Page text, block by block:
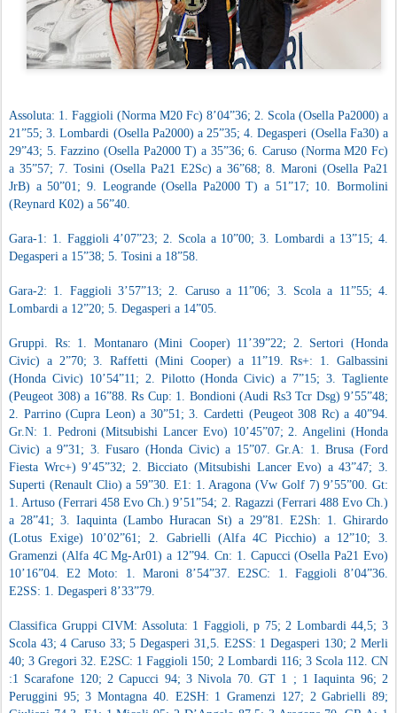
Assoluta: 1. Faggioli (Norma M20 Fc) 8’04”36; 2. Scola (Osella Pa2000) a
21”55; 3. Lombardi (Osella Pa2000) a 25”35; 4. Degasperi (Osella Fa30) a
29”43; 5. Fazzino (Osella Pa2000 T) a 35”36; 6. Caruso (Norma M20 Fc)
a 35”57; 7. Tosini (Osella Pa21 E2Sc) a 36”68; 8. Maroni (Osella Pa21
JrB) a 50”01; 9. Leogrande (Osella Pa2000 T) a 51”17; 10. Bormolini
(Reynard K02) a 56”40.
Gara-1: 1. Faggioli 4’07”23; 2. Scola a 10”00; 3. Lombardi a 13”15; 4.
Degasperi a 15”38; 5. Tosini a 18”58.
Gara-2: 1. Faggioli 3’57”13; 2. Caruso a 11”06; 3. Scola a 11”55; 4.
Lombardi a 12”20; 5. Degasperi a 14”05.
Gruppi. Rs: 1. Montanaro (Mini Cooper) 11’39”22; 2. Sertori (Honda
Civic) a 2”70; 3. Raffetti (Mini Cooper) a 11”19. Rs+: 1. Galbassini
(Honda Civic) 10’54”11; 2. Pilotto (Honda Civic) a 7”15; 3. Tagliente
(Peugeot 308) a 16”88. Rs Cup: 1. Bondioni (Audi Rs3 Tcr Dsg) 9’55”48;
2. Parrino (Cupra Leon) a 30”51; 3. Cardetti (Peugeot 308 Rc) a 40”94.
Gr.N: 1. Pedroni (Mitsubishi Lancer Evo) 10’45”07; 2. Angelini (Honda
Civic) a 9”31; 3. Fusaro (Honda Civic) a 15”07. Gr.A: 1. Brusa (Ford
Fiesta Wrc+) 9’45”32; 2. Bicciato (Mitsubishi Lancer Evo) a 43”47; 3.
Superti (Renault Clio) a 59”30. E1: 1. Aragona (Vw Golf 7) 9’55”00. Gt:
1. Artuso (Ferrari 458 Evo Ch.) 9’51”54; 2. Ragazzi (Ferrari 488 Evo Ch.)
a 28”41; 3. Iaquinta (Lambo Huracan St) a 29”81. E2Sh: 1. Ghirardo
(Lotus Exige) 10’02”61; 2. Gabrielli (Alfa 4C Picchio) a 12”10; 3.
Gramenzi (Alfa 4C Mg-Ar01) a 12”94. Cn: 1. Capucci (Osella Pa21 Evo)
10’16”04. E2 Moto: 1. Maroni 8’54”37. E2SC: 1. Faggioli 8’04”36.
E2SS: 1. Degasperi 8’33”79.
Classifica Gruppi CIVM: Assoluta: 1 Faggioli, p 75; 2 Lombardi 44,5; 3
Scola 43; 4 Caruso 33; 5 Degasperi 31,5. E2SS: 1 Degasperi 130; 2 Merli
40; 3 Gregori 32. E2SC: 1 Faggioli 150; 2 Lombardi 116; 3 Scola 112. CN
:1 Scarafone 120; 2 Capucci 94; 3 Nivola 70. GT 1 ; 1 Iaquinta 96; 2
Peruggini 95; 3 Montagna 40. E2SH: 1 Gramenzi 127; 2 Gabrielli 89;